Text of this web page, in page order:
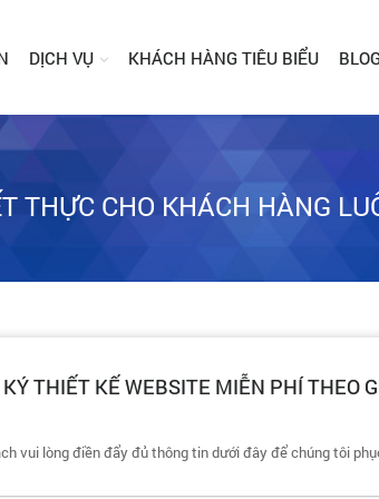
DỊCH VỤ KHÁCH HÀNG TIÊU BIỂU
THỰC CHO KHÁCH HÀNG
THIẾT KẾ WEBSITE MIỄN PHÍ THEO
vui lòng điền đẩy đủ thông tin dưới đây để chúng tôi